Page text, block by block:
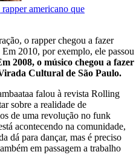
americano que
o rapper chegou a fazer
2010, por exemplo, ele passou
2008, o músico chegou a fazer
Cultural de São Paulo.
falou à revista Rolling
sobre a realidade de
de uma revolução no funk
acontecendo na comunidade,
dá para dançar, mas é preciso
em passagem a trabalho